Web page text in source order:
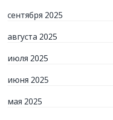
сентября 2025
августа 2025
июля 2025
июня 2025
мая 2025